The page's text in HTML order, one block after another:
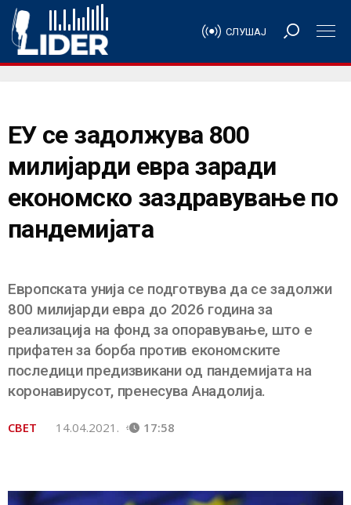
СЛУШАЈ
ЕУ се задолжува 800
милијарди евра заради
економско заздравување по
пандемијата
Европската унија се подготвува да се задолжи
800 милијарди евра до 2026 година за
реализација на фонд за опоравување, што е
прифатен за борба против економските
последици предизвикани од пандемијата на
коронавирусот, пренесува Анадолија.
СВЕТ 14.04.2021. 17:58